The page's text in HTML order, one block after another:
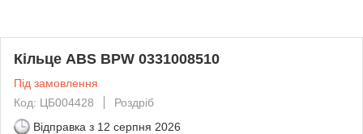
Кільце ABS BPW 0331008510
Під замовлення
Код: ЦБ004428
Роздріб
Відправка з 12 серпня 2026